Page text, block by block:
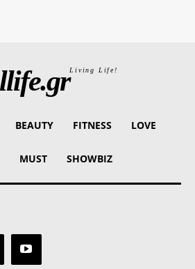
Living Life!
BEAUTY FITNESS LOVE
MUST SHOWBIZ